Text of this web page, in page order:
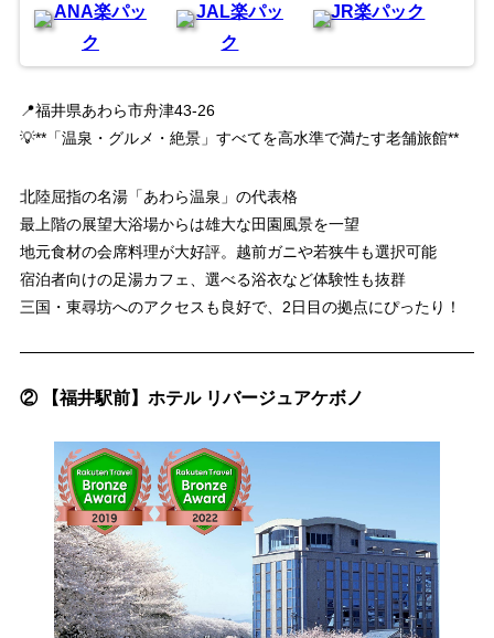
ANA楽パッ
ク
JAL楽パッ
ク
JR楽パック
📍福井県あわら市舟津43-26
💡**「温泉・グルメ・絶景」すべてを高水準で満たす老舗旅館**
北陸屈指の名湯「あわら温泉」の代表格
最上階の展望大浴場からは雄大な田園風景を一望
地元食材の会席料理が大好評。越前ガニや若狭牛も選択可能
宿泊者向けの足湯カフェ、選べる浴衣など体験性も抜群
三国・東尋坊へのアクセスも良好で、2日目の拠点にぴったり！
② 【福井駅前】ホテル リバージュアケボノ